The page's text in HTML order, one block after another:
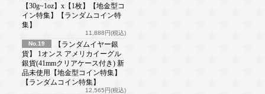
【30g~1oz】x【1枚】【地金型コ
イン特集】【ランダムコイン特
集】
11,888円(税込)
No.19
【ランダムイヤー銀
貨】 1オンス アメリカイーグル
銀貨(41mmクリアケース付き) 新
品未使用【地金型コイン特集】
【ランダムコイン特集】
12,565円(税込)